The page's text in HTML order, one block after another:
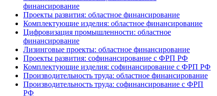
финансирование
Проекты развития: областное финансирование
Комплектующие изделия: областное финансирование
Цифровизация промышленности: областное
финансирование
Лизинговые проекты: областное финансирование
Проекты развития: софинансирование с ФРП РФ
Комплектующие изделия: софинансирование с ФРП РФ
Производительность труда: областное финансирование
Производительность труда: софинансирование с ФРП
РФ